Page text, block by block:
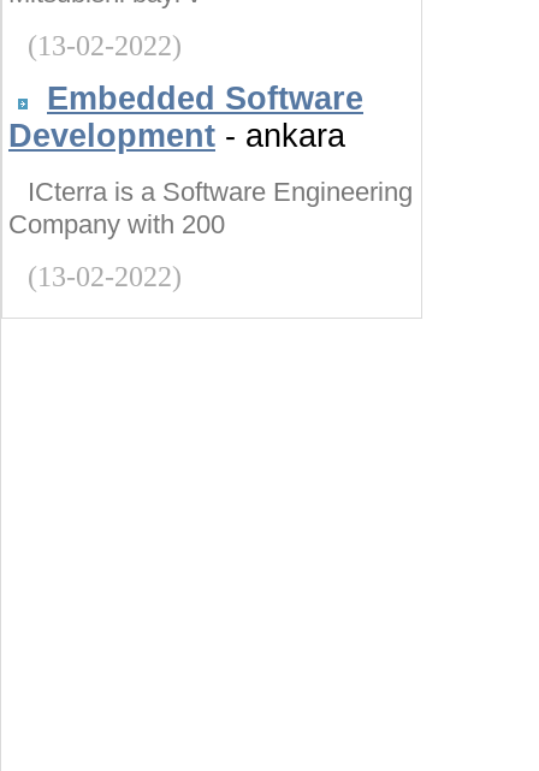
(13-02-2022)
Embedded Software
Development - ankara
ICterra is a Software Engineering
Company with 200
(13-02-2022)